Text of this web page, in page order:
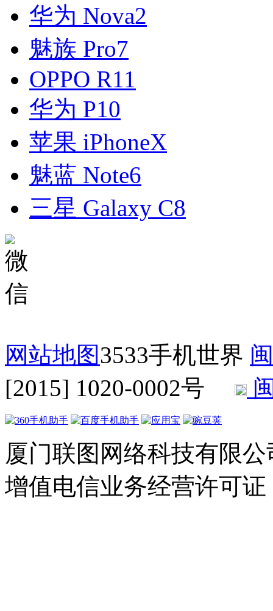
华为 Nova2
魅族 Pro7
OPPO R11
华为 P10
苹果 iPhoneX
魅蓝 Note6
三星 Galaxy C8
网站地图3533手机世界
[2015] 1020-0002号
厦门联图网络科技有限公
增值电信业务经营许可证